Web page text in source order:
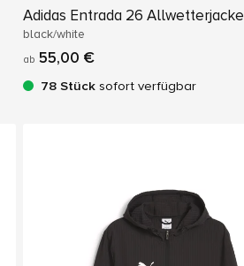
Adidas Entrada 26 Allwetterjacke
black/white
ab 55,00 €
78 Stück sofort verfügbar